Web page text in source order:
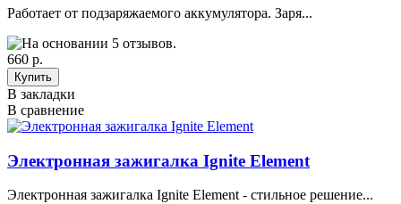
Работает от подзаряжаемого аккумулятора. Заря...
660 р.
В закладки
В сравнение
Электронная зажигалка Ignite Element
Электронная зажигалка Ignite Element - стильное решение...